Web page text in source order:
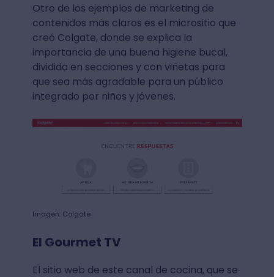
Otro de los ejemplos de marketing de
contenidos más claros es el micrositio que
creó Colgate, donde se explica la
importancia de una buena higiene bucal,
dividida en secciones y con viñetas para
que sea más agradable para un público
integrado por niños y jóvenes.
Imagen: Colgate
El Gourmet TV
El sitio web de este canal de cocina, que se